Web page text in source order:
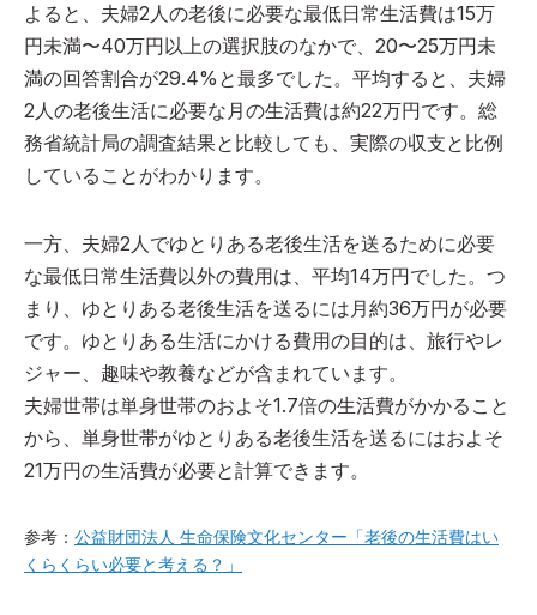
よると、夫婦2人の老後に必要な最低日常生活費は15万
円未満〜40万円以上の選択肢のなかで、20〜25万円未
満の回答割合が29.4%と最多でした。平均すると、夫婦
2人の老後生活に必要な月の生活費は約22万円です。総
務省統計局の調査結果と比較しても、実際の収支と比例
していることがわかります。
一方、夫婦2人でゆとりある老後生活を送るために必要
な最低日常生活費以外の費用は、平均14万円でした。つ
まり、ゆとりある老後生活を送るには月約36万円が必要
です。ゆとりある生活にかける費用の目的は、旅行やレ
ジャー、趣味や教養などが含まれています。
夫婦世帯は単身世帯のおよそ1.7倍の生活費がかかること
から、単身世帯がゆとりある老後生活を送るにはおよそ
21万円の生活費が必要と計算できます。
参考： 公益財団法人 生命保険文化センター「老後の生活費はい
くらくらい必要と考える？」